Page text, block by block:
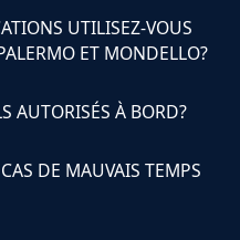
UTILISEZ-VOUS
ET MONDELLO?
AUTORISÉS À BORD?
DE MAUVAIS TEMPS